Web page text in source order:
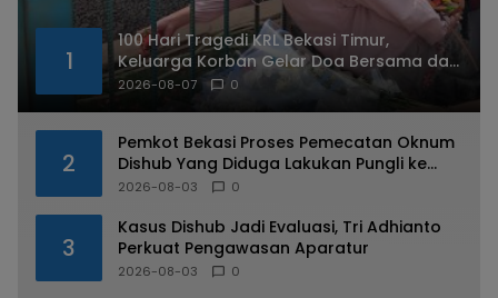
1
100 Hari Tragedi KRL Bekasi Timur,
Keluarga Korban Gelar Doa Bersama dan
Tabur Bunga
2026-08-07 0
2
Pemkot Bekasi Proses Pemecatan Oknum
Dishub Yang Diduga Lakukan Pungli ke
Sopir Truk
2026-08-03 0
3
Kasus Dishub Jadi Evaluasi, Tri Adhianto
Perkuat Pengawasan Aparatur
2026-08-03 0